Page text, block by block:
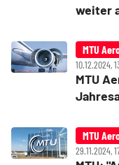
weiter
MTU
10.12.2024,
MTU
MTU
29.11.2024,